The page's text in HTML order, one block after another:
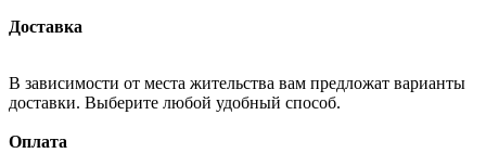
Доставка
В зависимости от места жительства вам предложат варианты
доставки. Выберите любой удобный способ.
Оплата